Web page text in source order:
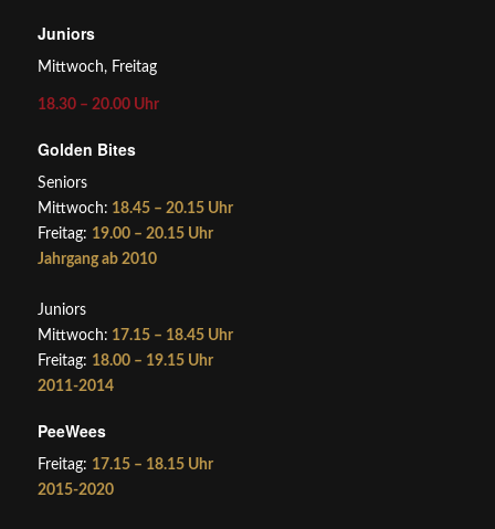
Juniors
Mittwoch, Freitag
18.30 – 20.00 Uhr
Golden Bites
Seniors
Mittwoch: 18.45 – 20.15 Uhr
Freitag: 19.00 – 20.15 Uhr
Jahrgang ab 2010
Juniors
Mittwoch: 17.15 – 18.45 Uhr
Freitag: 18.00 – 19.15 Uhr
2011-2014
PeeWees
Freitag: 17.15 – 18.15 Uhr
2015-2020